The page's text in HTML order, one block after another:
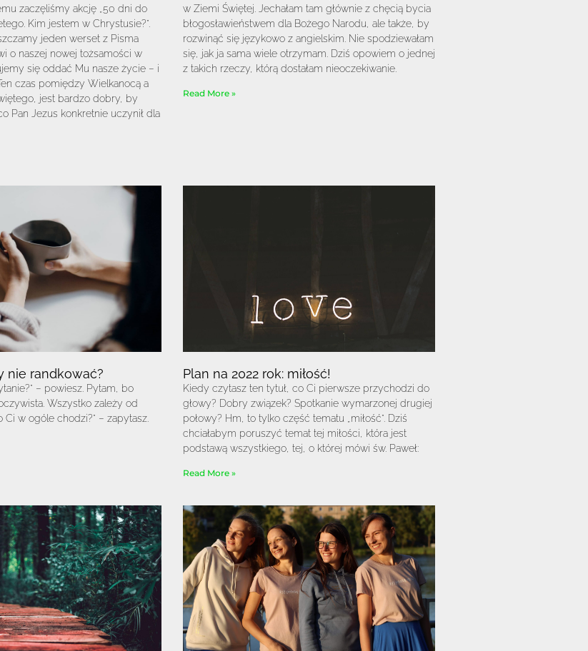
zaczęliśmy akcję „50 dni do
Kim jestem w Chrystusie?”.
jeden werset z Pisma
o naszej nowej tożsamości w
się oddać Mu nasze życie – i
czas pomiędzy Wielkanocą a
jest bardzo dobry, by
Pan Jezus konkretnie uczynił dla
w Ziemi Świętej. Jechałam tam głównie z chęcią bycia
błogosławieństwem dla Bożego Narodu, ale także, by
rozwinąć się językowo z angielskim. Nie spodziewałam
się, jak ja sama wiele otrzymam. Dziś opowiem o jednej
z takich rzeczy, którą dostałam nieoczekiwanie.
Read More »
nie randkować?
– powiesz. Pytam, bo
Wszystko zależy od
Ci w ogóle chodzi?” – zapytasz.
Plan na 2022 rok: miłość!
Kiedy czytasz ten tytuł, co Ci pierwsze przychodzi do
głowy? Dobry związek? Spotkanie wymarzonej drugiej
połowy? Hm, to tylko część tematu „miłość”. Dziś
chciałabym poruszyć temat tej miłości, która jest
podstawą wszystkiego, tej, o której mówi św. Paweł:
Read More »